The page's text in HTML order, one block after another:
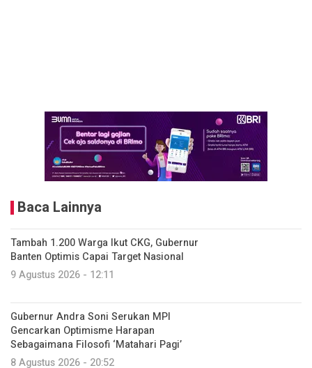
Baca Lainnya
Tambah 1.200 Warga Ikut CKG, Gubernur
Banten Optimis Capai Target Nasional
9 Agustus 2026 - 12:11
Gubernur Andra Soni Serukan MPI
Gencarkan Optimisme Harapan
Sebagaimana Filosofi ‘Matahari Pagi’
8 Agustus 2026 - 20:52